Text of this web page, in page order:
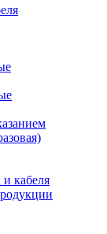
кабеля